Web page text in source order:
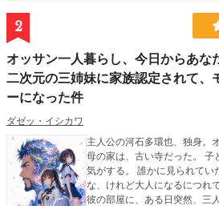
2
オッサン一人暮らし、今日からあな
二次元の三姉妹に家族認定されて、
ーになった件
ダゼッ・イシカワ
主人公の河石多環也、独身。オ
母の家は、古い寺だった。 子
気がする。 誰かに見られてい
な、けれど大人になるにつれて忘
彼の部屋に、ある日突然、三人の少